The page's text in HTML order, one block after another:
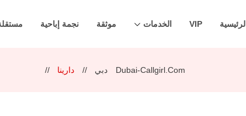
VIP الخدمات موثقة نجمة إباحية
Dubai-Callgirl.com دبي دارينا